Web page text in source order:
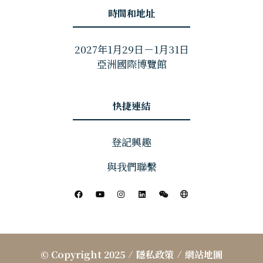
時間和地址
2027年1月29日－1月31日
亞洲國際博覽館
快捷連結
登記興趣
與我們聯繫
© Copyright 2025 隱私政策 網站地圖